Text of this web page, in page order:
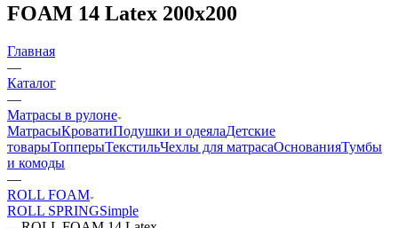
FOAM 14 Latex 200x200
Главная
—
Каталог
—
Матрасы в рулоне
МатрасыКроватиПодушки и одеялаДетские
товарыТопперыТекстильЧехлы для матрасаОснованияТумбы
и комоды
—
ROLL FOAM
ROLL SPRINGSimple